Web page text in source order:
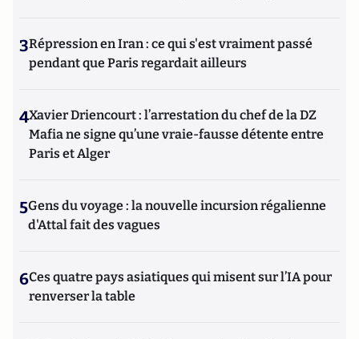
3Répression en Iran : ce qui s'est vraiment passé
pendant que Paris regardait ailleurs
4Xavier Driencourt : l’arrestation du chef de la DZ
Mafia ne signe qu’une vraie-fausse détente entre
Paris et Alger
5Gens du voyage : la nouvelle incursion régalienne
d'Attal fait des vagues
6Ces quatre pays asiatiques qui misent sur l’IA pour
renverser la table